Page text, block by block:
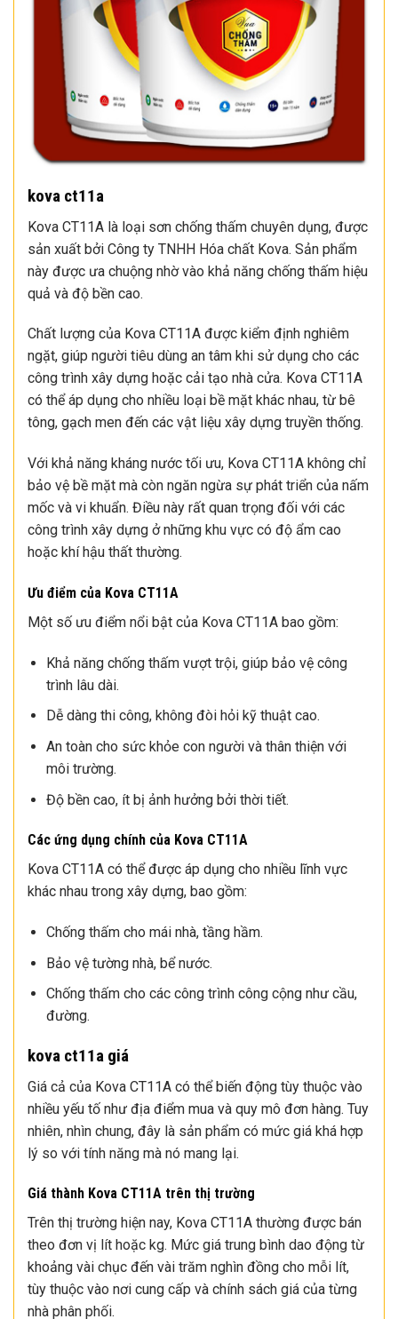
kova ct11a
Kova CT11A là loại sơn chống thấm chuyên dụng, được
sản xuất bởi Công ty TNHH Hóa chất Kova. Sản phẩm
này được ưa chuộng nhờ vào khả năng chống thấm hiệu
quả và độ bền cao.
Chất lượng của Kova CT11A được kiểm định nghiêm
ngặt, giúp người tiêu dùng an tâm khi sử dụng cho các
công trình xây dựng hoặc cải tạo nhà cửa. Kova CT11A
có thể áp dụng cho nhiều loại bề mặt khác nhau, từ bê
tông, gạch men đến các vật liệu xây dựng truyền thống.
Với khả năng kháng nước tối ưu, Kova CT11A không chỉ
bảo vệ bề mặt mà còn ngăn ngừa sự phát triển của nấm
mốc và vi khuẩn. Điều này rất quan trọng đối với các
công trình xây dựng ở những khu vực có độ ẩm cao
hoặc khí hậu thất thường.
Ưu điểm của Kova CT11A
Một số ưu điểm nổi bật của Kova CT11A bao gồm:
Khả năng chống thấm vượt trội, giúp bảo vệ công
trình lâu dài.
Dễ dàng thi công, không đòi hỏi kỹ thuật cao.
An toàn cho sức khỏe con người và thân thiện với
môi trường.
Độ bền cao, ít bị ảnh hưởng bởi thời tiết.
Các ứng dụng chính của Kova CT11A
Kova CT11A có thể được áp dụng cho nhiều lĩnh vực
khác nhau trong xây dựng, bao gồm:
Chống thấm cho mái nhà, tầng hầm.
Bảo vệ tường nhà, bể nước.
Chống thấm cho các công trình công cộng như cầu,
đường.
kova ct11a giá
Giá cả của Kova CT11A có thể biến động tùy thuộc vào
nhiều yếu tố như địa điểm mua và quy mô đơn hàng. Tuy
nhiên, nhìn chung, đây là sản phẩm có mức giá khá hợp
lý so với tính năng mà nó mang lại.
Giá thành Kova CT11A trên thị trường
Trên thị trường hiện nay, Kova CT11A thường được bán
theo đơn vị lít hoặc kg. Mức giá trung bình dao động từ
khoảng vài chục đến vài trăm nghìn đồng cho mỗi lít,
tùy thuộc vào nơi cung cấp và chính sách giá của từng
nhà phân phối.